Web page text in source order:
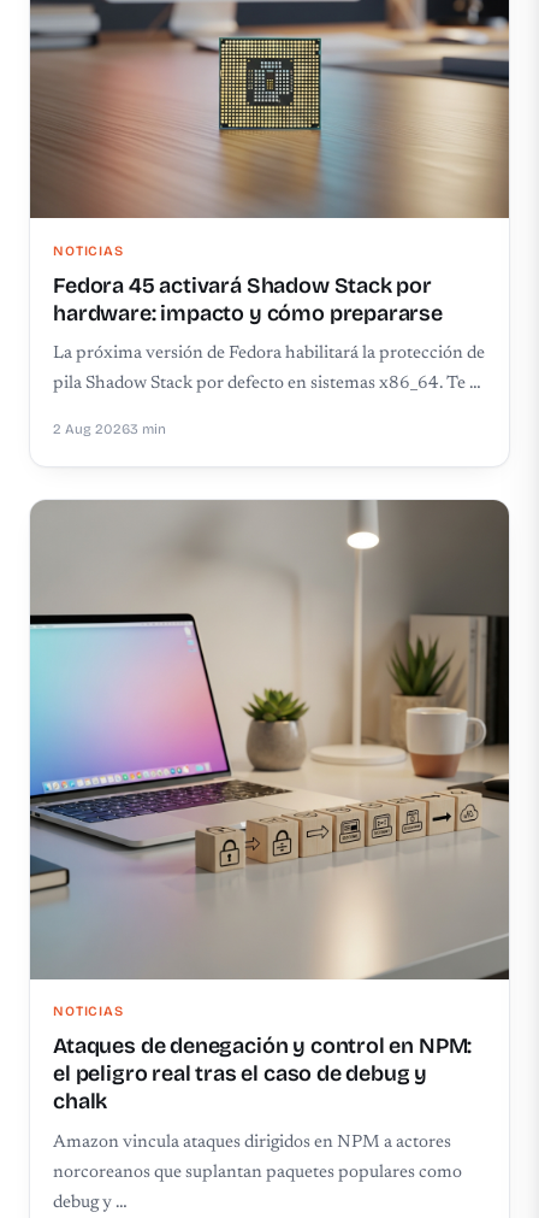
NOTICIAS
Fedora 45 activará Shadow Stack por
hardware: impacto y cómo prepararse
La próxima versión de Fedora habilitará la protección de
pila Shadow Stack por defecto en sistemas x86_64. Te …
2 Aug 20263 min
NOTICIAS
Ataques de denegación y control en NPM:
el peligro real tras el caso de debug y
chalk
Amazon vincula ataques dirigidos en NPM a actores
norcoreanos que suplantan paquetes populares como
debug y …